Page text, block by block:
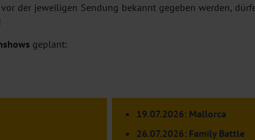
der jeweiligen Sendung bekannt gegeben werden,
geplant:
19.07.2026: Mallorca
26.07.2026: Family Battle